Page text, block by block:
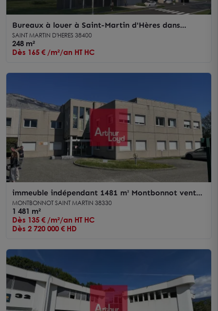
Bureaux à louer à Saint-Martin d'Hères dans
immeuble neuf haut de gamme
SAINT MARTIN D'HERES 38400
248 m²
Dès 165 € /m²/an HT HC
immeuble indépendant 1481 m² Montbonnot vente-
location
MONTBONNOT SAINT MARTIN 38330
1 481 m²
Dès 135 € /m²/an HT HC
Dès 2 720 000 € HD